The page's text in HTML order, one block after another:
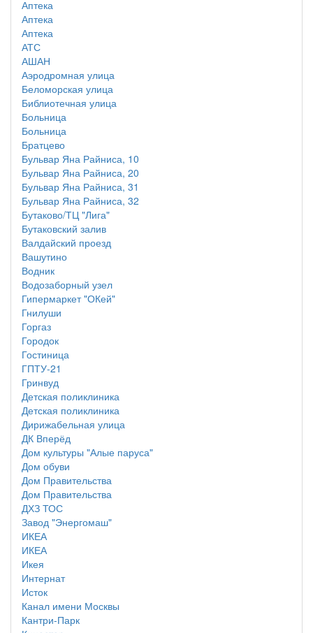
Аптека
Аптека
Аптека
АТС
АШАН
Аэродромная улица
Беломорская улица
Библиотечная улица
Больница
Больница
Братцево
Бульвар Яна Райниса, 10
Бульвар Яна Райниса, 20
Бульвар Яна Райниса, 31
Бульвар Яна Райниса, 32
Бутаково/ТЦ "Лига"
Бутаковский залив
Валдайский проезд
Вашутино
Водник
Водозаборный узел
Гипермаркет "ОКей"
Гнилуши
Горгаз
Городок
Гостиница
ГПТУ-21
Гринвуд
Детская поликлиника
Детская поликлиника
Дирижабельная улица
ДК Вперёд
Дом культуры "Алые паруса"
Дом обуви
Дом Правительства
Дом Правительства
ДХЗ ТОС
Завод "Энергомаш"
ИКЕА
ИКЕА
Икея
Интернат
Исток
Канал имени Москвы
Кантри-Парк